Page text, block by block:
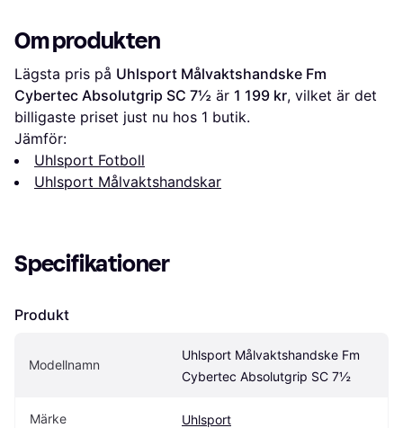
Om produkten
Lägsta pris på Uhlsport Målvaktshandske Fm
Cybertec Absolutgrip SC 7½ är 1 199 kr, vilket är det
billigaste priset just nu hos 1 butik.
Jämför:
Uhlsport Fotboll
Uhlsport Målvaktshandskar
Specifikationer
Produkt
Modellnamn
Uhlsport Målvaktshandske Fm
Cybertec Absolutgrip SC 7½
Märke Uhlsport